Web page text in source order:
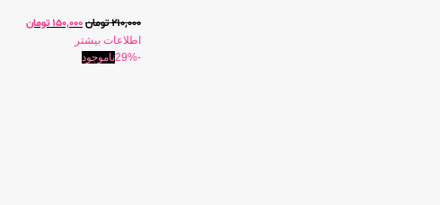
210,000تومان150,000 تومان
اطلاعات بیشتر
-29%
ناموجود